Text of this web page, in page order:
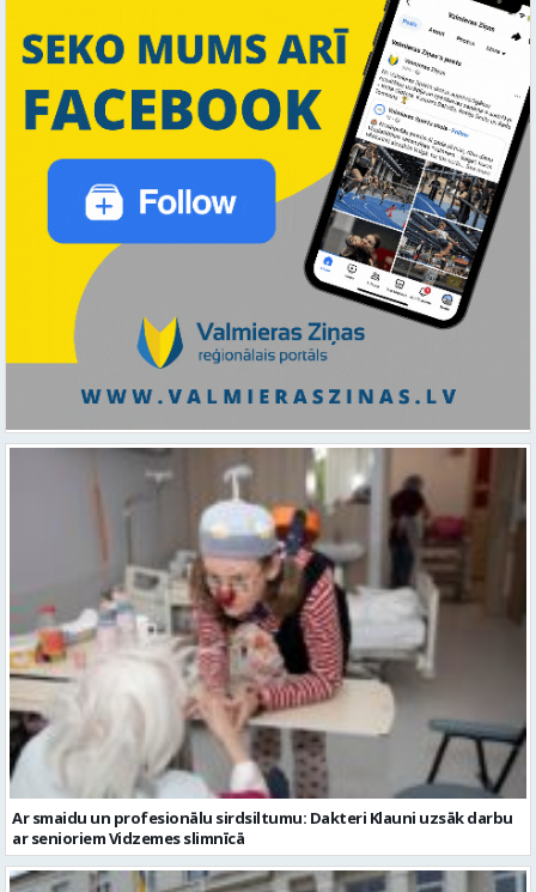
Ar smaidu un profesionālu sirdsiltumu: Dakteri Klauni uzsāk darbu
ar senioriem Vidzemes slimnīcā